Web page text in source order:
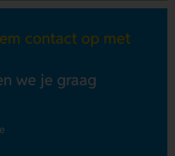
contact op met
we je graag